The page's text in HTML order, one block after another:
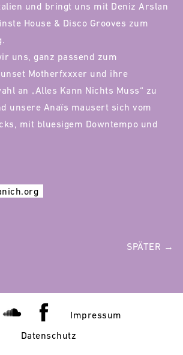
und bringt uns mit Deniz Arslan
House & Disco Grooves zum
uns, ganz passend zum
Motherfxxxer und ihre
an „Alles Kann Nichts Muss“ zu
unsere Anaïs mausert sich vom
mit bluesigem Downtempo und
SPÄTER →
Impressum
Datenschutz